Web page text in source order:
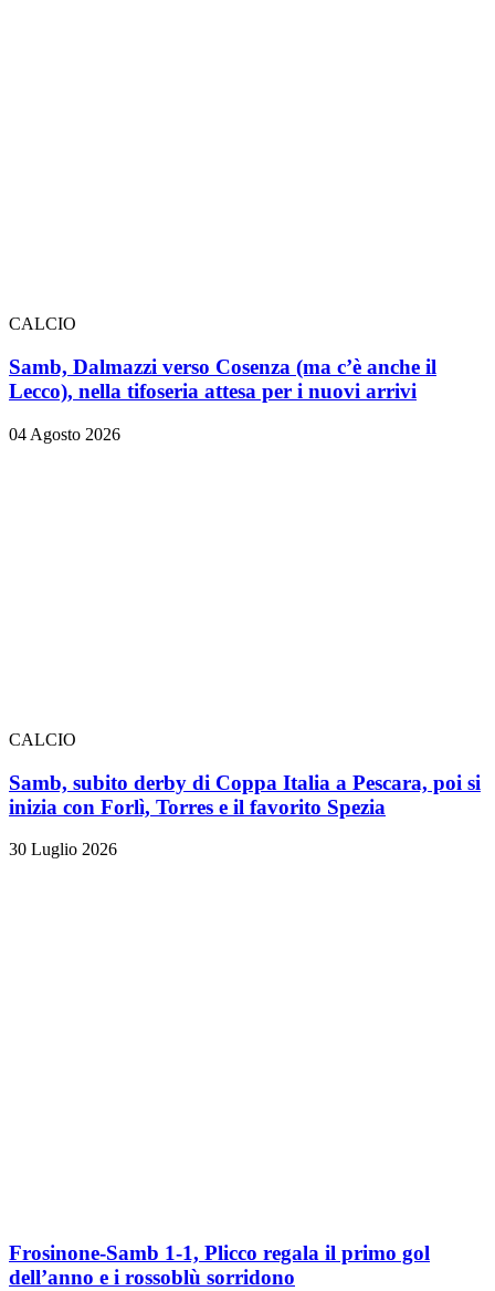
CALCIO
Samb, Dalmazzi verso Cosenza (ma c’è anche il
Lecco), nella tifoseria attesa per i nuovi arrivi
04 Agosto 2026
CALCIO
Samb, subito derby di Coppa Italia a Pescara, poi si
inizia con Forlì, Torres e il favorito Spezia
30 Luglio 2026
Frosinone-Samb 1-1, Plicco regala il primo gol
dell’anno e i rossoblù sorridono